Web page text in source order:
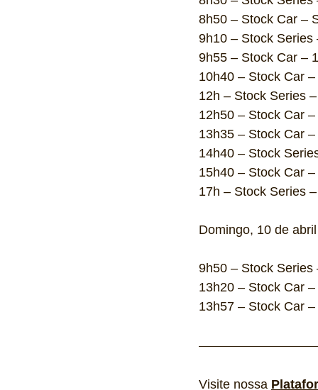
8h50 – Stock Car –
9h10 – Stock Series
9h55 – Stock Car –
10h40 – Stock Car
12h – Stock Series
12h50 – Stock Car
13h35 – Stock Car
14h40 – Stock
15h40 – Stock Car
17h – Stock Series
Domingo, 10 de abril
9h50 – Stock Series
13h20 – Stock Car
13h57 – Stock Car
Visite nossa